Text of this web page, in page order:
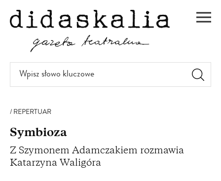
DO
TREŚCI
Wpisz
słowo
REPERTUAR
Symbioza
Z Szymonem Adamczakiem rozmawia
Katarzyna Waligóra